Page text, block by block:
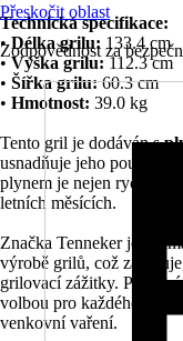
Technická specifikace:
•Délka grilu: 133.4 cm
•Výška grilu:112.3 cm
• Šířka grilu:60.3 cm
• Hmotnost: 39.0 kg
Tento gril je dodáván s
usnadňuje jeho použití a
plynem je nejen rychlé,
letních měsících.
Značka Tenneker je
výrobě grilů, což
grilovací zážitky.
volbou pro každého,
venkovní vaření.
Přeskočit oblast
Zodpovědnost za